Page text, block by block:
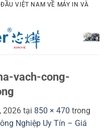
VIỆT NAM VỀ MÁY IN VÀ
vach-cong-
2026 tại 850 × 470 trong
Nghiệp Uy Tín – Giá